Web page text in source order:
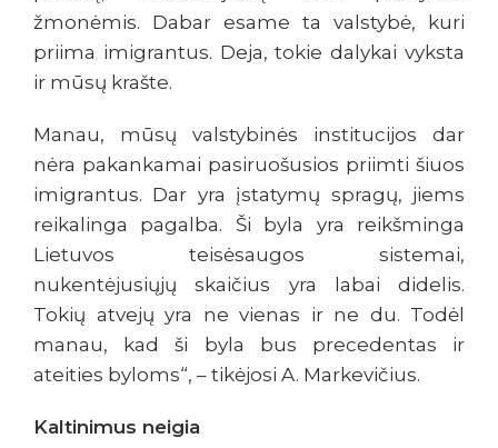
žmonėmis. Dabar esame ta valstybė, kuri
priima imigrantus. Deja, tokie dalykai vyksta
ir mūsų krašte.
Manau, mūsų valstybinės institucijos dar
nėra pakankamai pasiruošusios priimti šiuos
imigrantus. Dar yra įstatymų spragų, jiems
reikalinga pagalba. Ši byla yra reikšminga
Lietuvos teisėsaugos sistemai,
nukentėjusiųjų skaičius yra labai didelis.
Tokių atvejų yra ne vienas ir ne du. Todėl
manau, kad ši byla bus precedentas ir
ateities byloms“, – tikėjosi A. Markevičius.
Kaltinimus neigia